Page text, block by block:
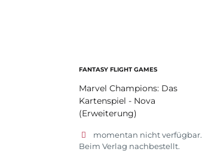
FANTASY FLIGHT GAMES
Marvel Champions: Das
Kartenspiel - Nova
(Erweiterung)
momentan nicht verfügbar.
Beim Verlag nachbestellt.